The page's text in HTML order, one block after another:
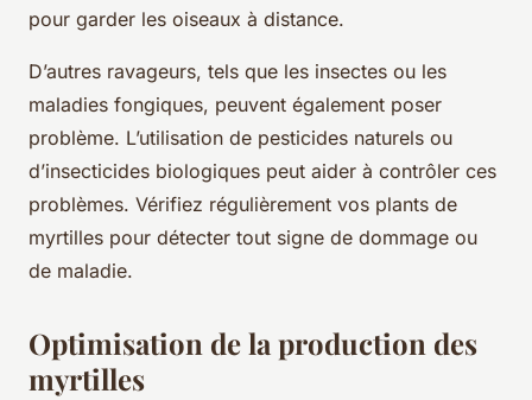
pour garder les oiseaux à distance.
D’autres ravageurs, tels que les insectes ou les
maladies fongiques, peuvent également poser
problème. L’utilisation de pesticides naturels ou
d’insecticides biologiques peut aider à contrôler ces
problèmes. Vérifiez régulièrement vos plants de
myrtilles pour détecter tout signe de dommage ou
de maladie.
Optimisation de la production des
myrtilles